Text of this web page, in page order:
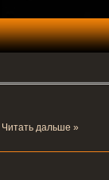
Читать дальше »